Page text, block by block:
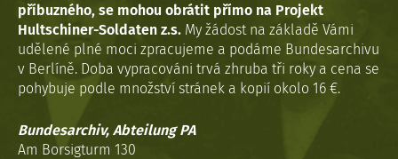
příbuzného, se mohou obrátit přímo na Projekt
Hultschiner-Soldaten z.s. My žádost na základě Vámi
udělené plné moci zpracujeme a podáme Bundesarchivu
v Berlíně. Doba vypracováni trvá zhruba tři roky a cena se
pohybuje podle množství stránek a kopií okolo 16 €.
Bundesarchiv, Abteilung PA
Am Borsigturm 130